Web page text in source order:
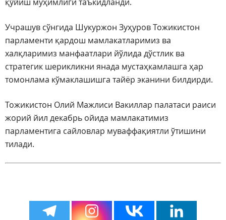
Учрашув сўнгида Шукуржон Зуҳуров Тожикистон
парламенти қардош мамлакатларимиз ва
халқларимиз манфаатлари йўлида дўстлик ва
стратегик шерикликни янада мустаҳкамлашга ҳар
томонлама кўмаклашишга тайёр эканини билдирди.
Тожикистон Олий Мажлиси Вакиллар палатаси раиси
жорий йил декабрь ойида мамлакатимиз
парламентига сайловлар муваффақиятли ўтишини
тилади.